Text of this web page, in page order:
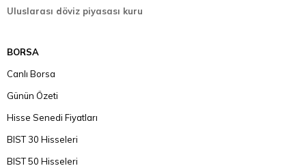
Uluslarası döviz piyasası kuru
BORSA
Canlı Borsa
Günün Özeti
Hisse Senedi Fiyatları
BIST 30 Hisseleri
BIST 50 Hisseleri